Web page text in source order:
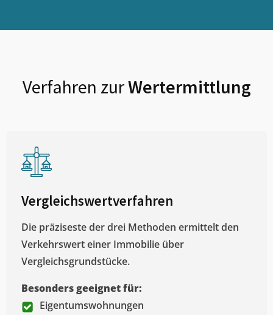
Verfahren zurWertermittlung
Vergleichswertverfahren
Die präziseste der drei Methoden ermittelt den
Verkehrswert einer Immobilie über
Vergleichsgrundstücke.
Besonders geeignet für:
Eigentumswohnungen